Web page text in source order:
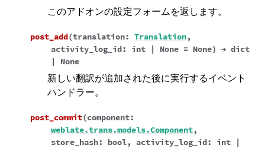
このアドオンの設定フォームを返します。
post_add(translation: Translation,
activity_log_id: int | None = None) → dict
|
None
新しい翻訳が追加された後に実行するイベント
ハンドラー。
post_commit(component:
weblate.trans.models.Component,
store_hash: bool, activity_log_id: int
|